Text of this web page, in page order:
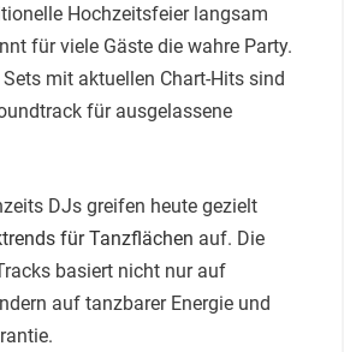
Hochzeitsfeier langsam
für viele Gäste die wahre Party.
mit aktuellen Chart-Hits sind
für ausgelassene
DJs greifen heute gezielt
für Tanzflächen auf. Die
basiert nicht nur auf
auf tanzbarer Energie und